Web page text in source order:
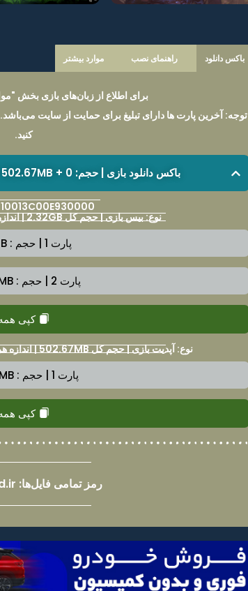
باکس دانلود راهنمای نصب موارد بیشتر
برای اطلاع از زبان‌های بازی بخش
توجه: آخرین پارت ها دارای تبلیغ برای حمایت از سایت
کنید.
باکس دانلود بازی | حجم: 2.32GB + 502.67MB + 0 | فرمت فایل: NSP
نوع: بیس بازی | حجم کل 2.32GB | اندازه هر پارت 2.0GB | ورژن v0
پارت 1 | حجم : 2.0GB
پارت 2 | حجم : 450.9MB
کپی
نوع: آپدیت بازی | حجم کل 502.67MB | اندازه هر پارت 528.5MB | ورژن v589824
پارت 1 | حجم : 528.5MB
کپی
رمز تمامی فایل‌ها: nintenland.ir